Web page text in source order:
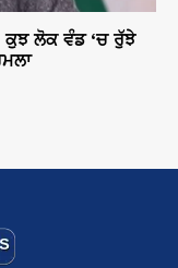
ਕੁਝ ਲੋਕ ਵੰਡ ‘ਚ ਰੁੱਝੇ